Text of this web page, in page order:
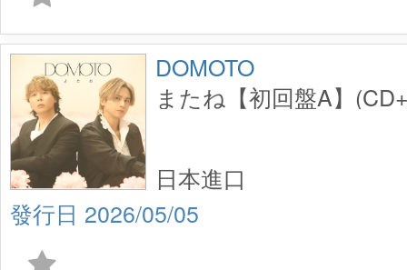
DOMOTO
またね【初回盤A】
2026/05/05
日本進口